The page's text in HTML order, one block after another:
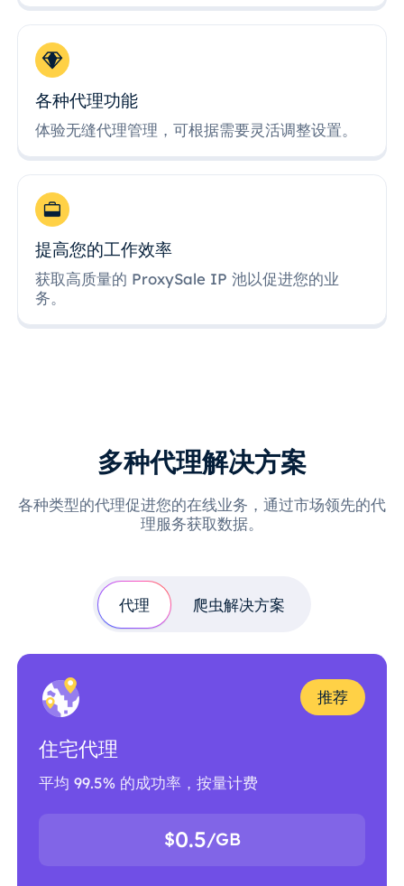
各种代理功能
体验无缝代理管理，可根据需要灵活调整设置。
提高您的工作效率
获取高质量的 ProxySale IP 池以促进您的业
务。
多种代理解决方案
各种类型的代理促进您的在线业务，通过市场领先的代
理服务获取数据。
代理 爬虫解决方案
推荐
住宅代理
平均 99.5% 的成功率，按量计费
$0.5/GB